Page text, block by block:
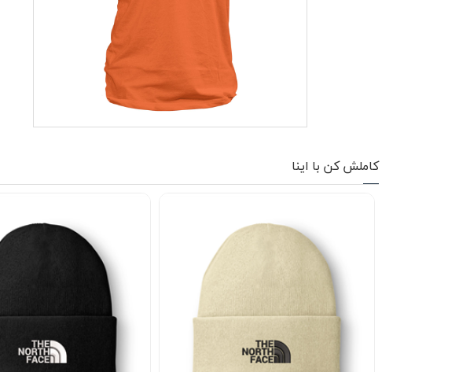
کاملش کن با اینا